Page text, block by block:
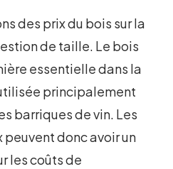
des prix du bois sur la
de taille. Le bois
essentielle dans la
principalement
barriques de vin. Les
donc avoir un
les coûts de